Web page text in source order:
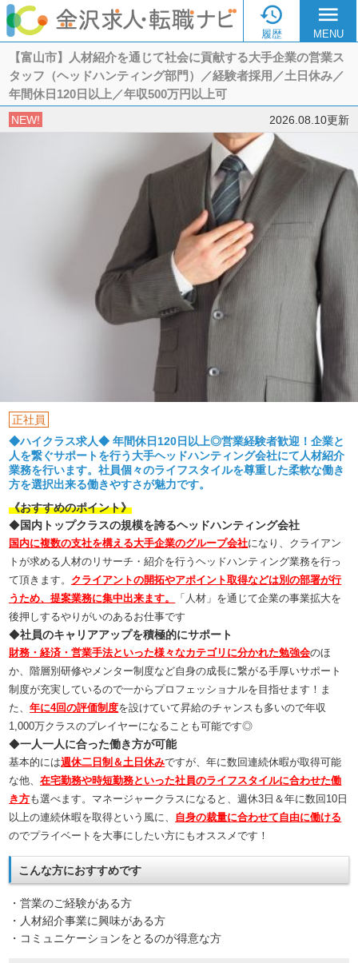

履歴
menu
MENU
【富山市】人材紹介を通じて社会に貢献する大手企業の営業ス
タッフ（ヘッドハンティング部門）／経験者採用／土日休み／
年間休日120日以上／年収500万円以上可
NEW! 2026.08.10更新
正社員
◆ハイクラス求人◆ 年間休日120日以上◎営業経験者歓迎！企業と
人を繋ぐサポートを行う大手ヘッドハンティング会社にて人材紹介
業務を行います。社員個々のライフスタイルを尊重した柔軟な働き
方を選択出来る働きやすさが魅力です。
《おすすめのポイント》
◆国内トップクラスの規模を誇るヘッドハンティング会社
国内に複数の支社を構える大手企業のグループ会社になり、クライアン
トが求める人材のリサーチ・紹介を行うヘッドハンティング業務を行っ
て頂きます。 クライアントの開拓やアポイント取得などは別の部署が行
うため、提案業務に集中出来ます。
「人材」を通じて企業の事業拡大を
後押しするやりがいのあるお仕事です
◆社員のキャリアアップを積極的にサポート
財務・経済・営業手法といった様々なカテゴリに分かれた勉強会のほ
か、階層別研修やメンター制度など自身の成長に繋がる手厚いサポート
制度が充実しているので一からプロフェッショナルを目指せます！ま
た、年に4回の評価制度を設けていて昇給のチャンスも多いので年収
1,000万クラスのプレイヤーになることも可能です◎
◆一人一人に合った働き方が可能
基本的には週休二日制＆土日休みですが、年に数回連続休暇が取得可能
な他、在宅勤務や時短勤務といった社員のライフスタイルに合わせた働
き方も選べます。マネージャークラスになると、週休3日＆年に数回10日
以上の連続休暇を取得という風に、 自身の裁量に合わせて自由に働ける
のでプライベートを大事にしたい方にもオススメです！
こんな方におすすめです
・営業のご経験がある方
・人材紹介事業に興味がある方
・コミュニケーションをとるのが得意な方